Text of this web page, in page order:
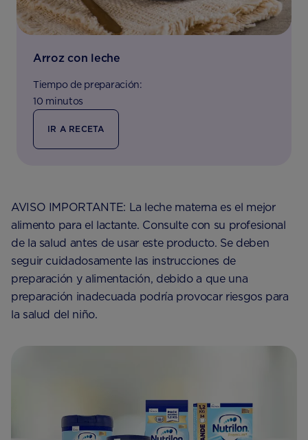
Arroz con leche
Tiempo de preparación:
10 minutos
IR A RECETA
AVISO IMPORTANTE: La leche materna es el mejor
alimento para el lactante. Consulte con su profesional
de la salud antes de usar este producto. Se deben
seguir cuidadosamente las instrucciones de
preparación y alimentación, debido a que una
preparación inadecuada podría provocar riesgos para
la salud del niño.